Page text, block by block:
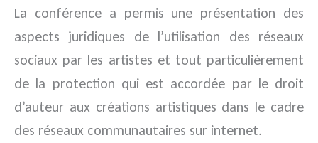
La conférence a permis une présentation des
aspects juridiques de l’utilisation des réseaux
sociaux par les artistes et tout particulièrement
de la protection qui est accordée par le droit
d’auteur aux créations artistiques dans le cadre
des réseaux communautaires sur internet.